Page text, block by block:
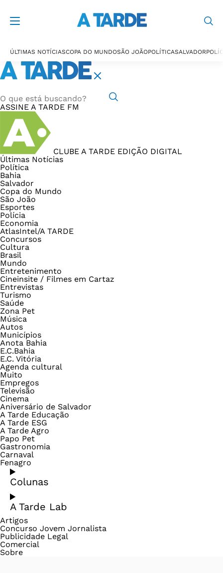
ÚLTIMAS NOTÍCIASCOPA DO MUNDOSÃO JOÃOPOLÍTICASALVADOR
ASSINE A TARDE FM
CLUBE A TARDE EDIÇÃO DIGITAL
Últimas Notícias
Política
Bahia
Salvador
Copa do Mundo
São João
Esportes
Polícia
Economia
AtlasIntel/A TARDE
Concursos
Cultura
Brasil
Mundo
Entretenimento
Cineinsite / Filmes em Cartaz
Entrevistas
Turismo
Saúde
Zona Pet
Música
Autos
Municípios
Anota Bahia
E.C.Bahia
E.C. Vitória
Agenda cultural
Muito
Empregos
Televisão
Cinema
Aniversário de Salvador
A Tarde Educação
A Tarde ESG
A Tarde Agro
Papo Pet
Gastronomia
Carnaval
Fenagro
Colunas
A Tarde Lab
Artigos
Concurso Jovem Jornalista
Publicidade Legal
Comercial
Sobre